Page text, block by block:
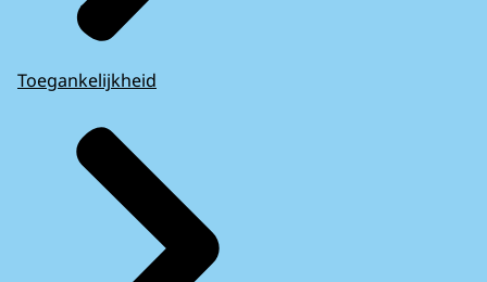
Toegankelijkheid